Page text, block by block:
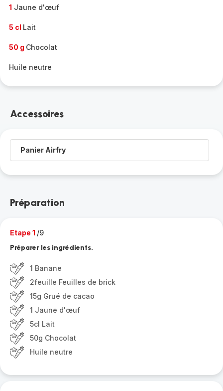
1 Jaune d'œuf
5 cl Lait
50 g Chocolat
Huile neutre
Accessoires
Panier Airfry
Préparation
Etape 1 /9
Préparer les ingrédients.
1 Banane
2feuille Feuilles de brick
15g Grué de cacao
1 Jaune d'œuf
5cl Lait
50g Chocolat
Huile neutre